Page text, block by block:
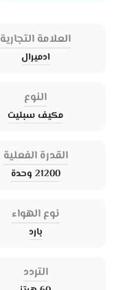
العلامة التجارية
ادميرال
النوع
مكيف سبليت
القدرة الفعلية
21200 وحدة
نوع الهواء
بارد
التردد